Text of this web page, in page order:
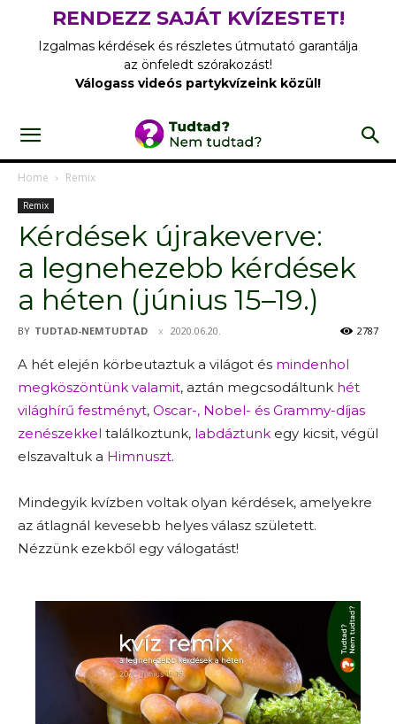
RENDEZZ SAJÁT KVÍZESTET!
Izgalmas kérdések és részletes útmutató garantálja
az önfeledt szórakozást!
Válogass videós partykvízeink közül!
Home Remix
Remix
Kérdések újrakeverve:
a legnehezebb kérdések
a héten (június 15–19.)
BY TUDTAD-NEMTUDTAD 2020.06.20. 2787
A hét elején körbeutaztuk a világot és mindenhol
megköszöntünk valamit, aztán megcsodáltunk hét
világhírű festményt, Oscar-, Nobel- és Grammy-díjas
zenészekkel találkoztunk, labdáztunk egy kicsit, végül
elszavaltuk a Himnuszt.
Mindegyik kvízben voltak olyan kérdések, amelyekre
az átlagnál kevesebb helyes válasz született.
Nézzünk ezekből egy válogatást!